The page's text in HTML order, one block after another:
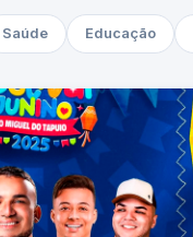
Saúde Educação